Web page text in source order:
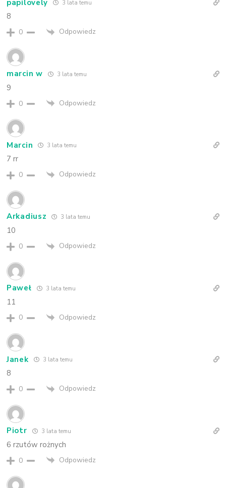
papilovely 3 lata temu
8
0 Odpowiedz
marcin w 3 lata temu
9
0 Odpowiedz
Marcin 3 lata temu
7 rr
0 Odpowiedz
Arkadiusz 3 lata temu
10
0 Odpowiedz
Paweł 3 lata temu
11
0 Odpowiedz
Janek 3 lata temu
8
0 Odpowiedz
Piotr 3 lata temu
6 rzutów rożnych
0 Odpowiedz